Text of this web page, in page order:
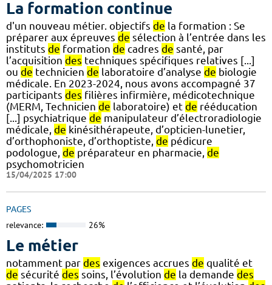
La formation continue
d'un nouveau métier. objectifs de la formation : Se
préparer aux épreuves de sélection à l’entrée dans les
instituts de formation de cadres de santé, par
l’acquisition des techniques spécifiques relatives [...]
ou de technicien de laboratoire d’analyse de biologie
médicale. En 2023-2024, nous avons accompagné 37
participants des filières infirmière, médicotechnique
(MERM, Technicien de laboratoire) et de rééducation
[...] psychiatrique de manipulateur d’électroradiologie
médicale, de kinésithérapeute, d’opticien-lunetier,
d’orthophoniste, d’orthoptiste, de pédicure
podologue, de préparateur en pharmacie, de
psychomotricien
15/04/2025 17:00
PAGES
relevance: 26%
Le métier
notamment par des exigences accrues de qualité et
de sécurité des soins, l’évolution de la demande des